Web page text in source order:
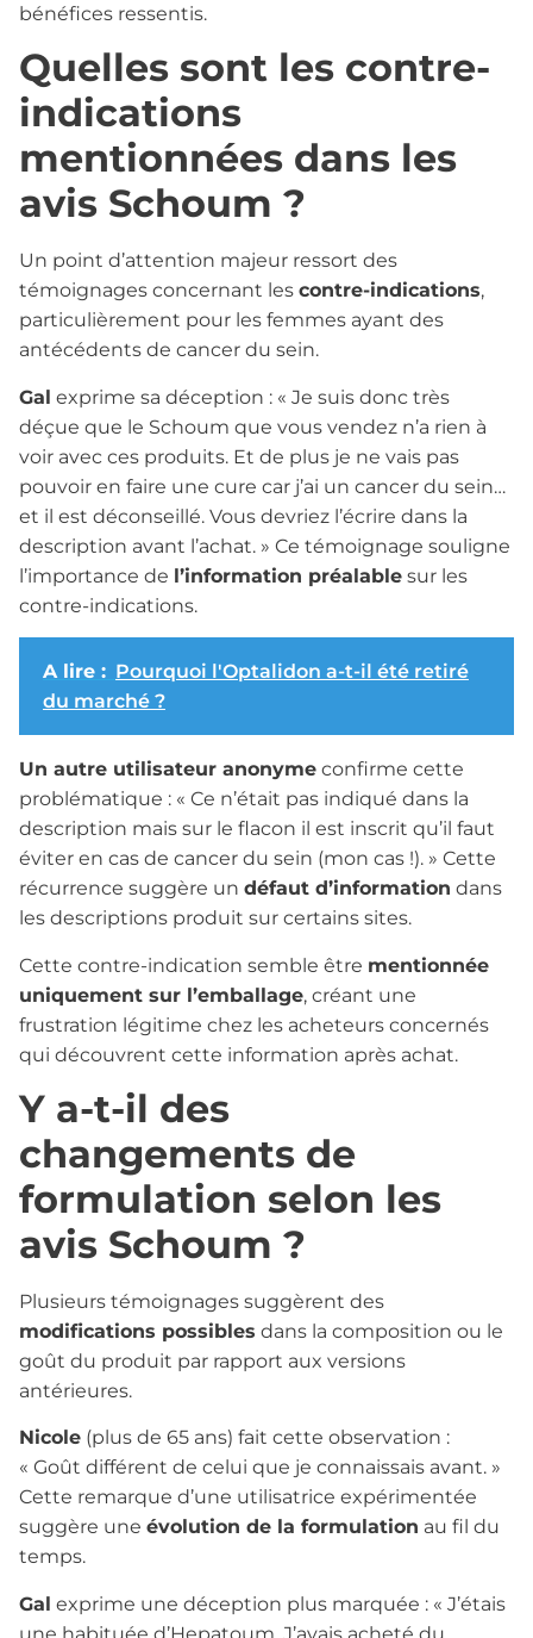
bénéfices ressentis.
Quelles sont les contre-
indications
mentionnées dans les
avis Schoum ?
Un point d’attention majeur ressort des
témoignages concernant les contre-indications,
particulièrement pour les femmes ayant des
antécédents de cancer du sein.
Gal exprime sa déception : « Je suis donc très
déçue que le Schoum que vous vendez n’a rien à
voir avec ces produits. Et de plus je ne vais pas
pouvoir en faire une cure car j’ai un cancer du sein…
et il est déconseillé. Vous devriez l’écrire dans la
description avant l’achat. » Ce témoignage souligne
l’importance de l’information préalable sur les
contre-indications.
A lire : Pourquoi l'Optalidon a-t-il été retiré
du marché ?
Un autre utilisateur anonyme confirme cette
problématique : « Ce n’était pas indiqué dans la
description mais sur le flacon il est inscrit qu’il faut
éviter en cas de cancer du sein (mon cas !). » Cette
récurrence suggère un défaut d’information dans
les descriptions produit sur certains sites.
Cette contre-indication semble être mentionnée
uniquement sur l’emballage, créant une
frustration légitime chez les acheteurs concernés
qui découvrent cette information après achat.
Y a-t-il des
changements de
formulation selon les
avis Schoum ?
Plusieurs témoignages suggèrent des
modifications possibles dans la composition ou le
goût du produit par rapport aux versions
antérieures.
Nicole (plus de 65 ans) fait cette observation :
« Goût différent de celui que je connaissais avant. »
Cette remarque d’une utilisatrice expérimentée
suggère une évolution de la formulation au fil du
temps.
Gal exprime une déception plus marquée : « J’étais